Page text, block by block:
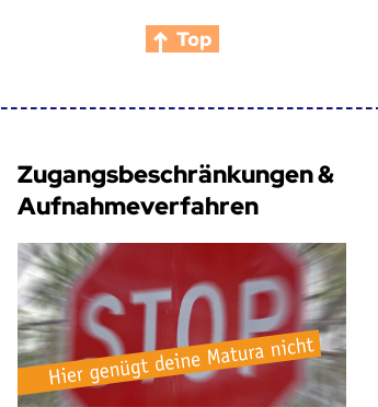
Top
Zugangsbeschränkungen &
Aufnahmeverfahren